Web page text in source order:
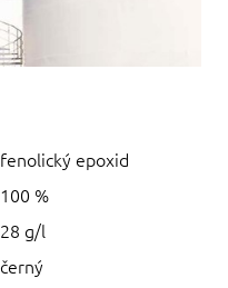
fenolický epoxid
100 %
28 g/l
černý